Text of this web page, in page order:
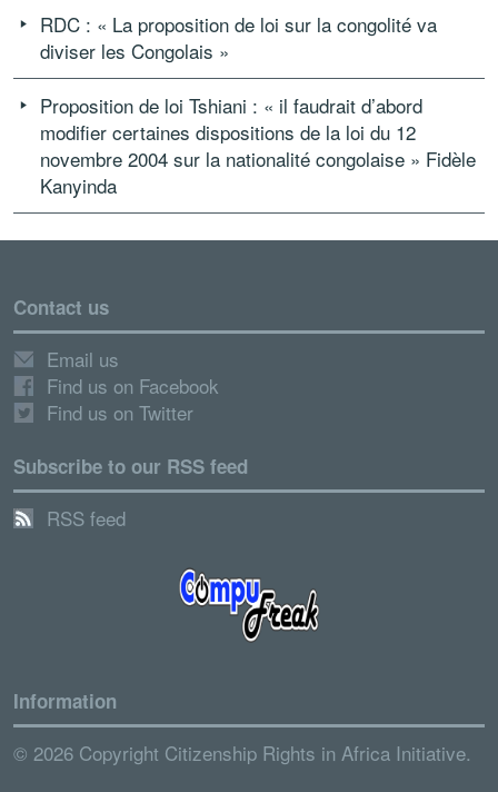
RDC : « La proposition de loi sur la congolité va
diviser les Congolais »
Proposition de loi Tshiani : « il faudrait d’abord
modifier certaines dispositions de la loi du 12
novembre 2004 sur la nationalité congolaise » Fidèle
Kanyinda
Contact us
Email us
Find us on Facebook
Find us on Twitter
Subscribe to our RSS feed
RSS feed
Information
© 2026 Copyright Citizenship Rights in Africa Initiative.